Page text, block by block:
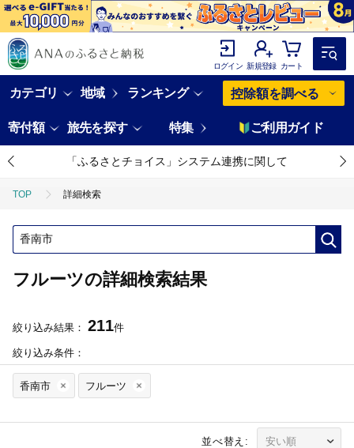
ログイン 新規登録 カート
カテゴリ 地域 ランキング 控除額を調べる
寄付額 旅先を探す 特集 ご利用ガイド
「ふるさとチョイス」システム連携に関して
TOP 詳細検索
フルーツの詳細検索結果
絞り込み結果： 211件
絞り込み条件：
香南市 フルーツ
並べ替え: